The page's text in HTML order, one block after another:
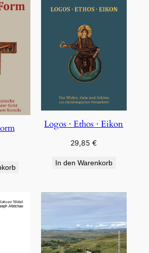
Logos · Ethos · Eikon
29,85€
In den Warenkorb